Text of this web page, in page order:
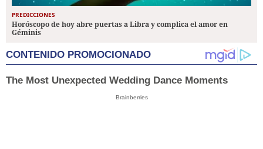
PREDICCIONES
Horóscopo de hoy abre puertas a Libra y complica el amor en
Géminis
CONTENIDO PROMOCIONADO
The Most Unexpected Wedding Dance Moments
Brainberries